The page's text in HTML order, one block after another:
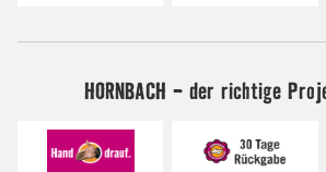
HORNBACH - der richtige